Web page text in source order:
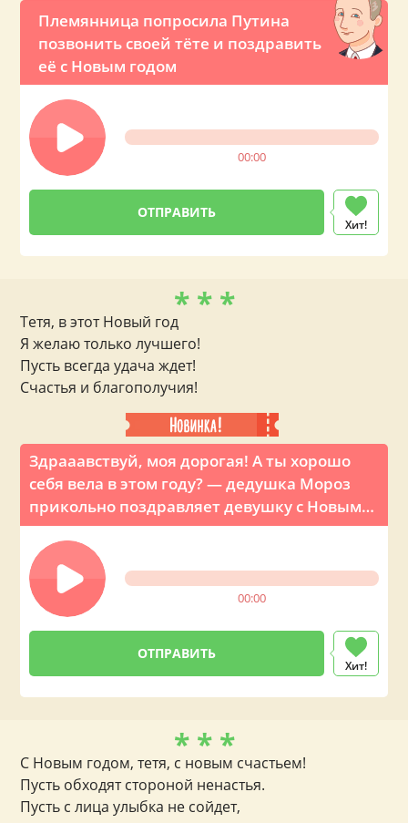
Племянница попросила Путина
позвонить своей тёте и поздравить
её с Новым годом
00:00
Хит!
Здрааавствуй, моя дорогая! А ты хорошо
себя вела в этом году? — дедушка Мороз
прикольно поздравляет девушку с Новым
годом по телефону
00:00
Хит!
* * *
Тетя, в этот Новый год
Я желаю только лучшего!
Пусть всегда удача ждет!
Счастья и благополучия!
* * *
С Новым годом, тетя, с новым счастьем!
Пусть обходят стороной ненастья.
Пусть с лица улыбка не сойдет,